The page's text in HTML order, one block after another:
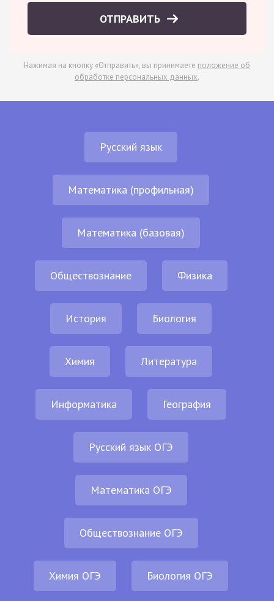
ОТПРАВИТЬ
Нажимая на кнопку «Отправить», вы принимаете положение об
обработке персональных данных.
Русский язык
Математика (профильная)
Математика (базовая)
Обществознание Физика
История Биология
Химия Литература
Информатика География
Русский язык ОГЭ
Математика ОГЭ
Обществознание ОГЭ
Химия ОГЭ Биология ОГЭ